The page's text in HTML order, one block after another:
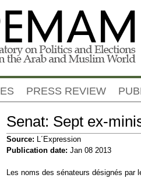
Senat: Sept ex-
Source:
L´Expression
Publication date: Jan 08 2013
Les noms des sénateurs désignés
PRESS REVIEW